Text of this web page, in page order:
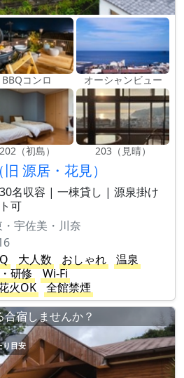
BBQコンロ オーシャンビュー
202（初島） 203（見晴）
源居・花見）
名収容 | 一棟貸し | 源泉掛け
可
宇佐美・川奈
大人数 おしゃれ
温泉
研修
Wi-Fi
火OK
全館禁煙
合宿しませんか？
り目安